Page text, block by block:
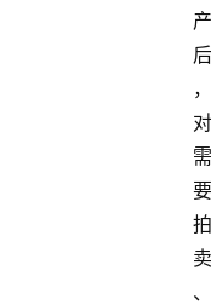
产
后
，
对
需
要
拍
卖
、